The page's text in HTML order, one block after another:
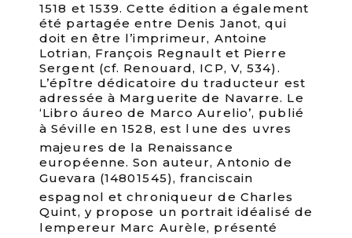
1518 et 1539. Cette édition a également
été partagée entre Denis Janot, qui
doit en être l’imprimeur, Antoine
Lotrian, François Regnault et Pierre
Sergent (cf. Renouard, ICP, V, 534).
L’épître dédicatoire du traducteur est
adressée à Marguerite de Navarre. Le
‘Libro áureo de Marco Aurelio’, publié
à Séville en 1528, est lune des uvres
majeures de la Renaissance
européenne. Son auteur, Antonio de
Guevara (14801545), franciscain
espagnol et chroniqueur de Charles
Quint, y propose un portrait idéalisé de
lempereur Marc Aurèle, présenté